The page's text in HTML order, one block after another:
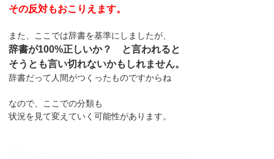
その反対もおこりえます。
また、ここでは辞書を基準にしましたが、
辞書が100%正しいか？ と言われると
そうとも言い切れないかもしれません。
辞書だって人間がつくったものですからね
なので、ここでの分類も
状況を見て変えていく可能性があります。